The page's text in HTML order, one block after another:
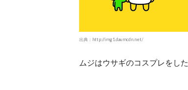
出典：http://img1.daumcdn.net/
ムジはウサギのコスプレをした